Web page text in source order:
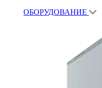
ОБОРУДОВАНИЕ